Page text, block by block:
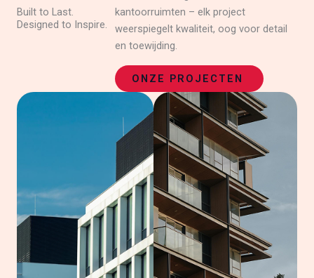
Built to Last.
Designed to Inspire.
kantoorruimten – elk project
weerspiegelt kwaliteit, oog voor detail
en toewijding.
ONZE PROJECTEN